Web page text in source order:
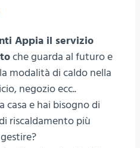
Appia il servizio
che guarda al futuro e
modalità di caldo nella
negozio ecc..
e hai bisogno di
riscaldamento più